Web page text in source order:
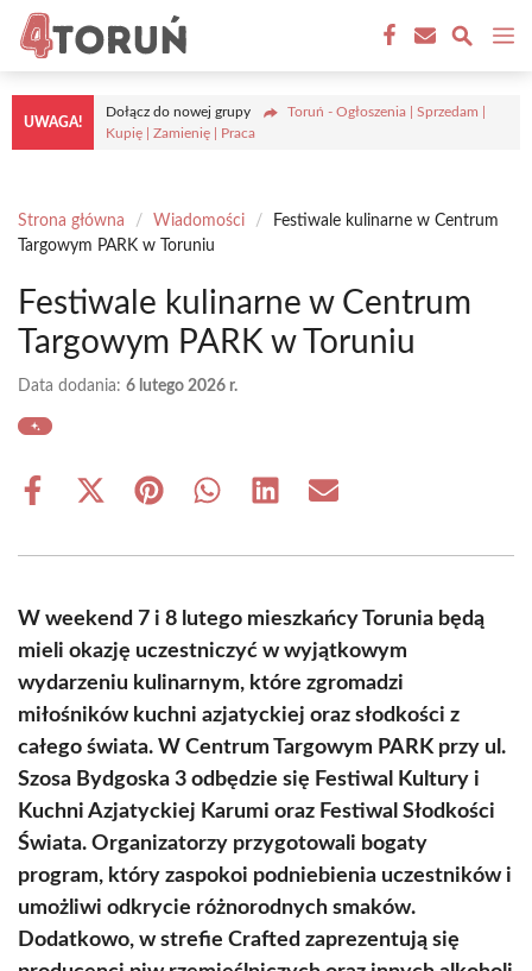
Przejdź
treści
UWAGA!
Dołącz do nowej grupy
Toruń - Ogłoszenia | Sprzedam |
Kupię | Zamienię | Praca
Strona główna / Wiadomości /
Festiwale kulinarne w Centrum
Targowym PARK w Toruniu
Festiwale kulinarne w Centrum
Targowym PARK w Toruniu
Data dodania: 6 lutego 2026 r.
Share
Share
(Twitter)
Share Share Share Share
W weekend 7 i 8 lutego mieszkańcy Torunia będą
mieli okazję uczestniczyć w wyjątkowym
wydarzeniu kulinarnym, które zgromadzi
miłośników kuchni azjatyckiej oraz słodkości z
całego świata. W Centrum Targowym PARK przy ul.
Szosa Bydgoska 3 odbędzie się Festiwal Kultury i
Kuchni Azjatyckiej Karumi oraz Festiwal Słodkości
Świata. Organizatorzy przygotowali bogaty
program, który zaspokoi podniebienia uczestników i
umożliwi odkrycie różnorodnych smaków.
Dodatkowo, w strefie Crafted zaprezentują się